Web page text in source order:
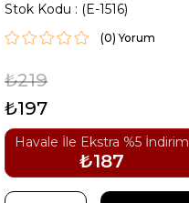
Stok Kodu (E-1516)
(0)
₺219
₺197
Havale İle Ekstra %5 İndirim
₺187